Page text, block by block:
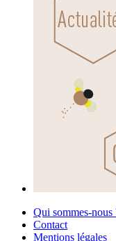
Qui sommes-nous
Contact
Mentions légales